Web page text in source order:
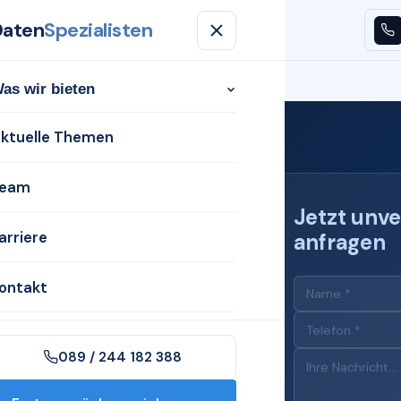
Aktuelle ThemenTeam Karriere
Spezialisten
wir bieten
Themen
089 / 244 182 388
(Weser)
Jetzt
anfragen